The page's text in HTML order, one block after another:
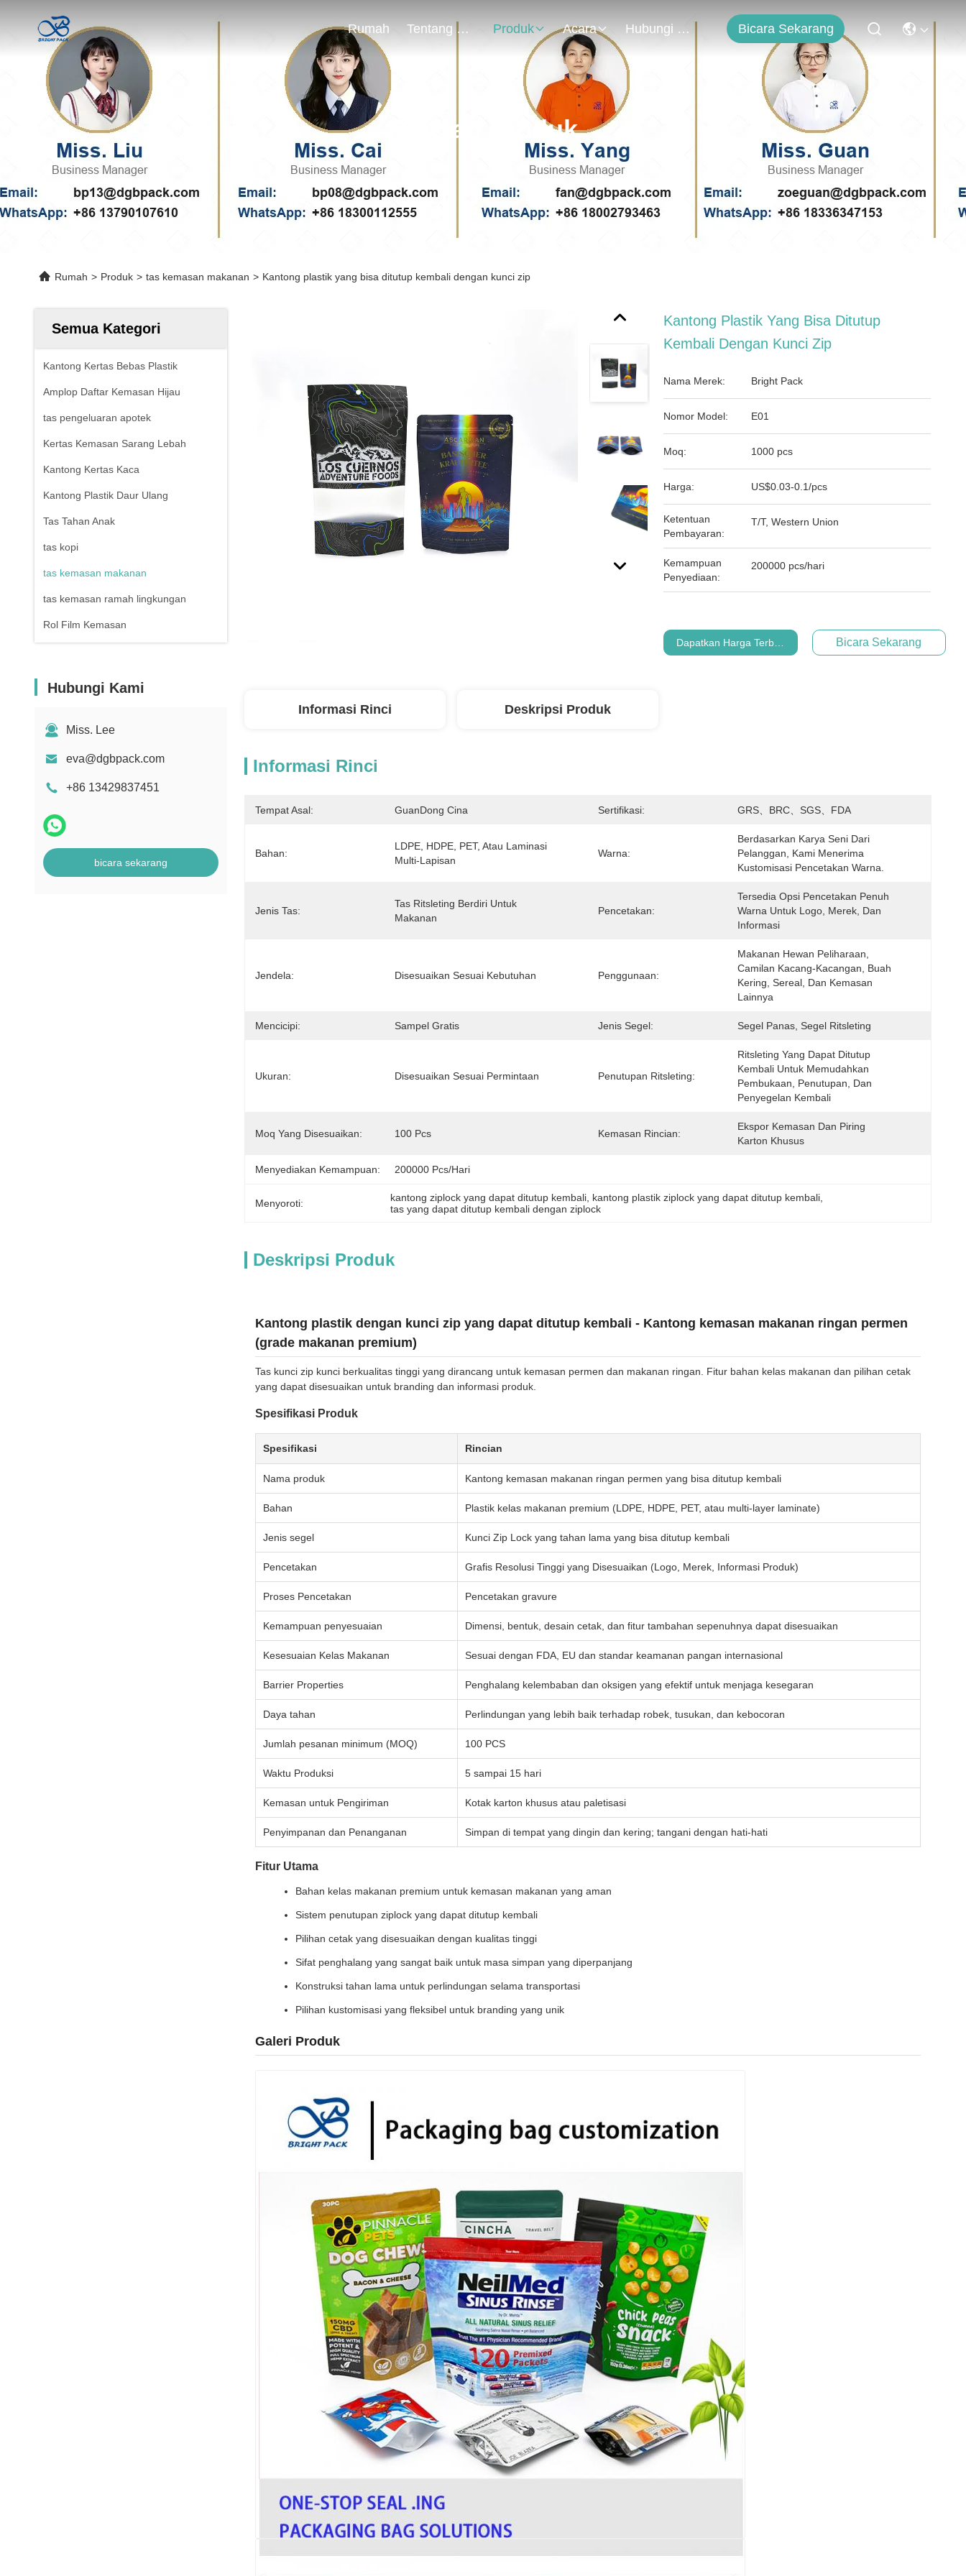
Rumah Tentang Kami Produk Acara Hubungi Kami Bicara Sekarang
Rincian Produk
Rumah > Produk > tas kemasan makanan > Kantong plastik yang bisa ditutup kembali dengan kunci zip
Semua Kategori
Kantong Kertas Bebas Plastik
Amplop Daftar Kemasan Hijau
tas pengeluaran apotek
Kertas Kemasan Sarang Lebah
Kantong Kertas Kaca
Kantong Plastik Daur Ulang
Tas Tahan Anak
tas kopi
tas kemasan makanan
tas kemasan ramah lingkungan
Rol Film Kemasan
Hubungi Kami
Miss. Lee
eva@dgbpack.com
+86 13429837451
bicara sekarang
Kantong Plastik Yang Bisa Ditutup
Kembali Dengan Kunci Zip
Nama Merek: Bright Pack
Nomor Model: E01
Moq: 1000 pcs
Harga: US$0.03-0.1/pcs
Ketentuan
Pembayaran:
T/T, Western Union
Kemampuan
Penyediaan:
200000 pcs/hari
Dapatkan Harga Terbaik Bicara Sekarang
Informasi Rinci Deskripsi Produk
Informasi Rinci
Tempat Asal: GuanDong Cina Sertifikasi: GRS、BRC、SGS、FDA
Bahan:
LDPE, HDPE, PET, Atau Laminasi
Multi-Lapisan
Warna:
Berdasarkan Karya Seni Dari
Pelanggan, Kami Menerima
Kustomisasi Pencetakan Warna.
Jenis Tas:
Tas Ritsleting Berdiri Untuk
Makanan
Pencetakan:
Tersedia Opsi Pencetakan Penuh
Warna Untuk Logo, Merek, Dan
Informasi
Jendela: Disesuaikan Sesuai Kebutuhan Penggunaan:
Makanan Hewan Peliharaan,
Camilan Kacang-Kacangan, Buah
Kering, Sereal, Dan Kemasan
Lainnya
Mencicipi: Sampel Gratis Jenis Segel: Segel Panas, Segel Ritsleting
Ukuran: Disesuaikan Sesuai Permintaan Penutupan Ritsleting:
Ritsleting Yang Dapat Ditutup
Kembali Untuk Memudahkan
Pembukaan, Penutupan, Dan
Penyegelan Kembali
Moq Yang Disesuaikan: 100 Pcs Kemasan Rincian:
Ekspor Kemasan Dan Piring
Karton Khusus
Menyediakan Kemampuan: 200000 Pcs/hari
Menyoroti: kantong ziplock yang dapat ditutup kembali kantong plastik ziplock yang dapat ditutup kembali
tas yang dapat ditutup kembali dengan ziplock
Deskripsi Produk
Kantong plastik dengan kunci zip yang dapat ditutup kembali - Kantong kemasan makanan ringan permen
(grade makanan premium)
Tas kunci zip kunci berkualitas tinggi yang dirancang untuk kemasan permen dan makanan ringan. Fitur bahan kelas makanan dan pilihan cetak
yang dapat disesuaikan untuk branding dan informasi produk.
Spesifikasi Produk
Spesifikasi Rincian
Nama produk Kantong kemasan makanan ringan permen yang bisa ditutup kembali
Bahan Plastik kelas makanan premium (LDPE, HDPE, PET, atau multi-layer laminate)
Jenis segel Kunci Zip Lock yang tahan lama yang bisa ditutup kembali
Pencetakan Grafis Resolusi Tinggi yang Disesuaikan (Logo, Merek, Informasi Produk)
Proses Pencetakan Pencetakan gravure
Kemampuan penyesuaian Dimensi, bentuk, desain cetak, dan fitur tambahan sepenuhnya dapat disesuaikan
Kesesuaian Kelas Makanan Sesuai dengan FDA, EU dan standar keamanan pangan internasional
Barrier Properties Penghalang kelembaban dan oksigen yang efektif untuk menjaga kesegaran
Daya tahan Perlindungan yang lebih baik terhadap robek, tusukan, dan kebocoran
Jumlah pesanan minimum (MOQ) 100 PCS
Waktu Produksi 5 sampai 15 hari
Kemasan untuk Pengiriman Kotak karton khusus atau paletisasi
Penyimpanan dan Penanganan Simpan di tempat yang dingin dan kering; tangani dengan hati-hati
Fitur Utama
Bahan kelas makanan premium untuk kemasan makanan yang aman
Sistem penutupan ziplock yang dapat ditutup kembali
Pilihan cetak yang disesuaikan dengan kualitas tinggi
Sifat penghalang yang sangat baik untuk masa simpan yang diperpanjang
Konstruksi tahan lama untuk perlindungan selama transportasi
Pilihan kustomisasi yang fleksibel untuk branding yang unik
Galeri Produk